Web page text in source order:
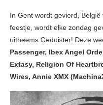
In Gent wordt gevierd,
feestje, wordt elke zondag
uitheems Geduister! Deze
Passenger, Ibex Angel
Extasy, Religion Of
Wires, Annie XMX